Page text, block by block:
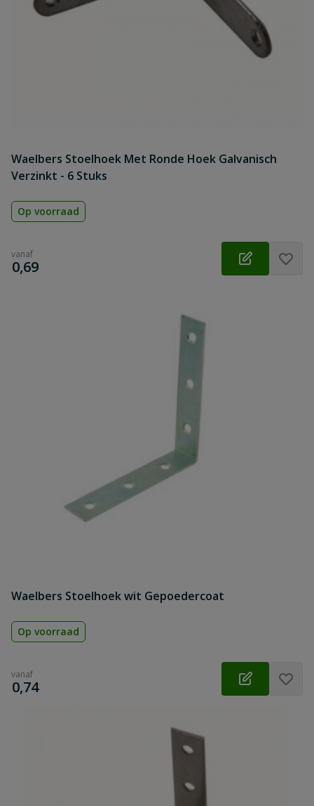
Waelbers Stoelhoek Met Ronde Hoek Galvanisch
Verzinkt - 6 Stuks
Op voorraad
vanaf
€
0,69
Waelbers Stoelhoek wit Gepoedercoat
Op voorraad
vanaf
€
0,74